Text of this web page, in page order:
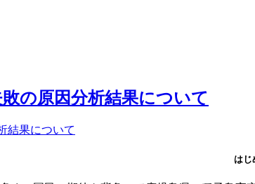
の原因分析結果について
はじ